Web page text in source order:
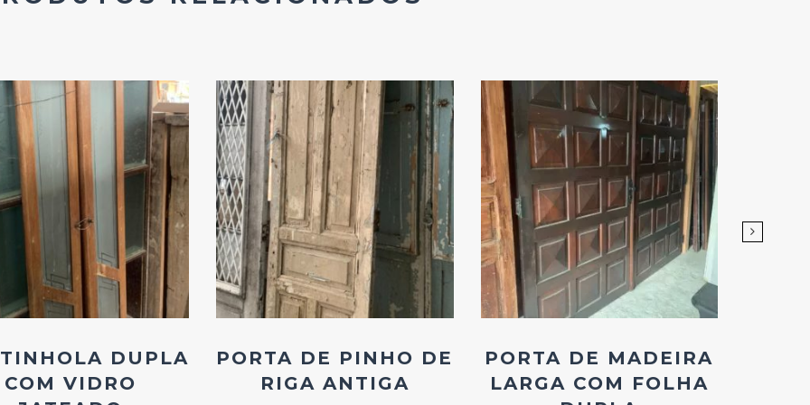
Add
Favoritos
DUPLA
COM VIDRO
Add
ao
Favoritos
PORTA DE PINHO DE
RIGA ANTIGA
Add
ao
Favoritos
PORTA DE MADEIRA
LARGA COM FOLHA